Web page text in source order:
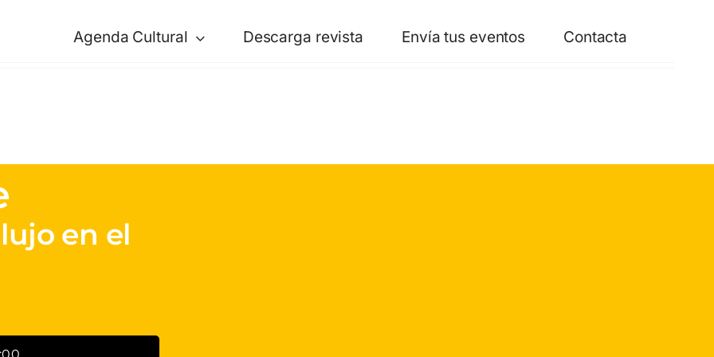
Agenda Cultural Descarga revista Envía tus eventos Contacta
en el